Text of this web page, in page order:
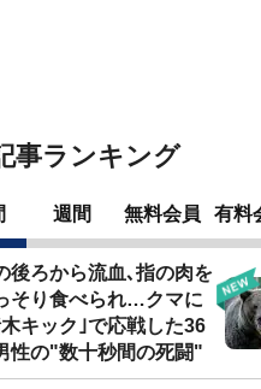
事ランキング
週間 無料会員 有料
後ろから流血､指の肉を
そり食べられ…クマに
木キック｣で応戦した36
性の"数十秒間の死闘"